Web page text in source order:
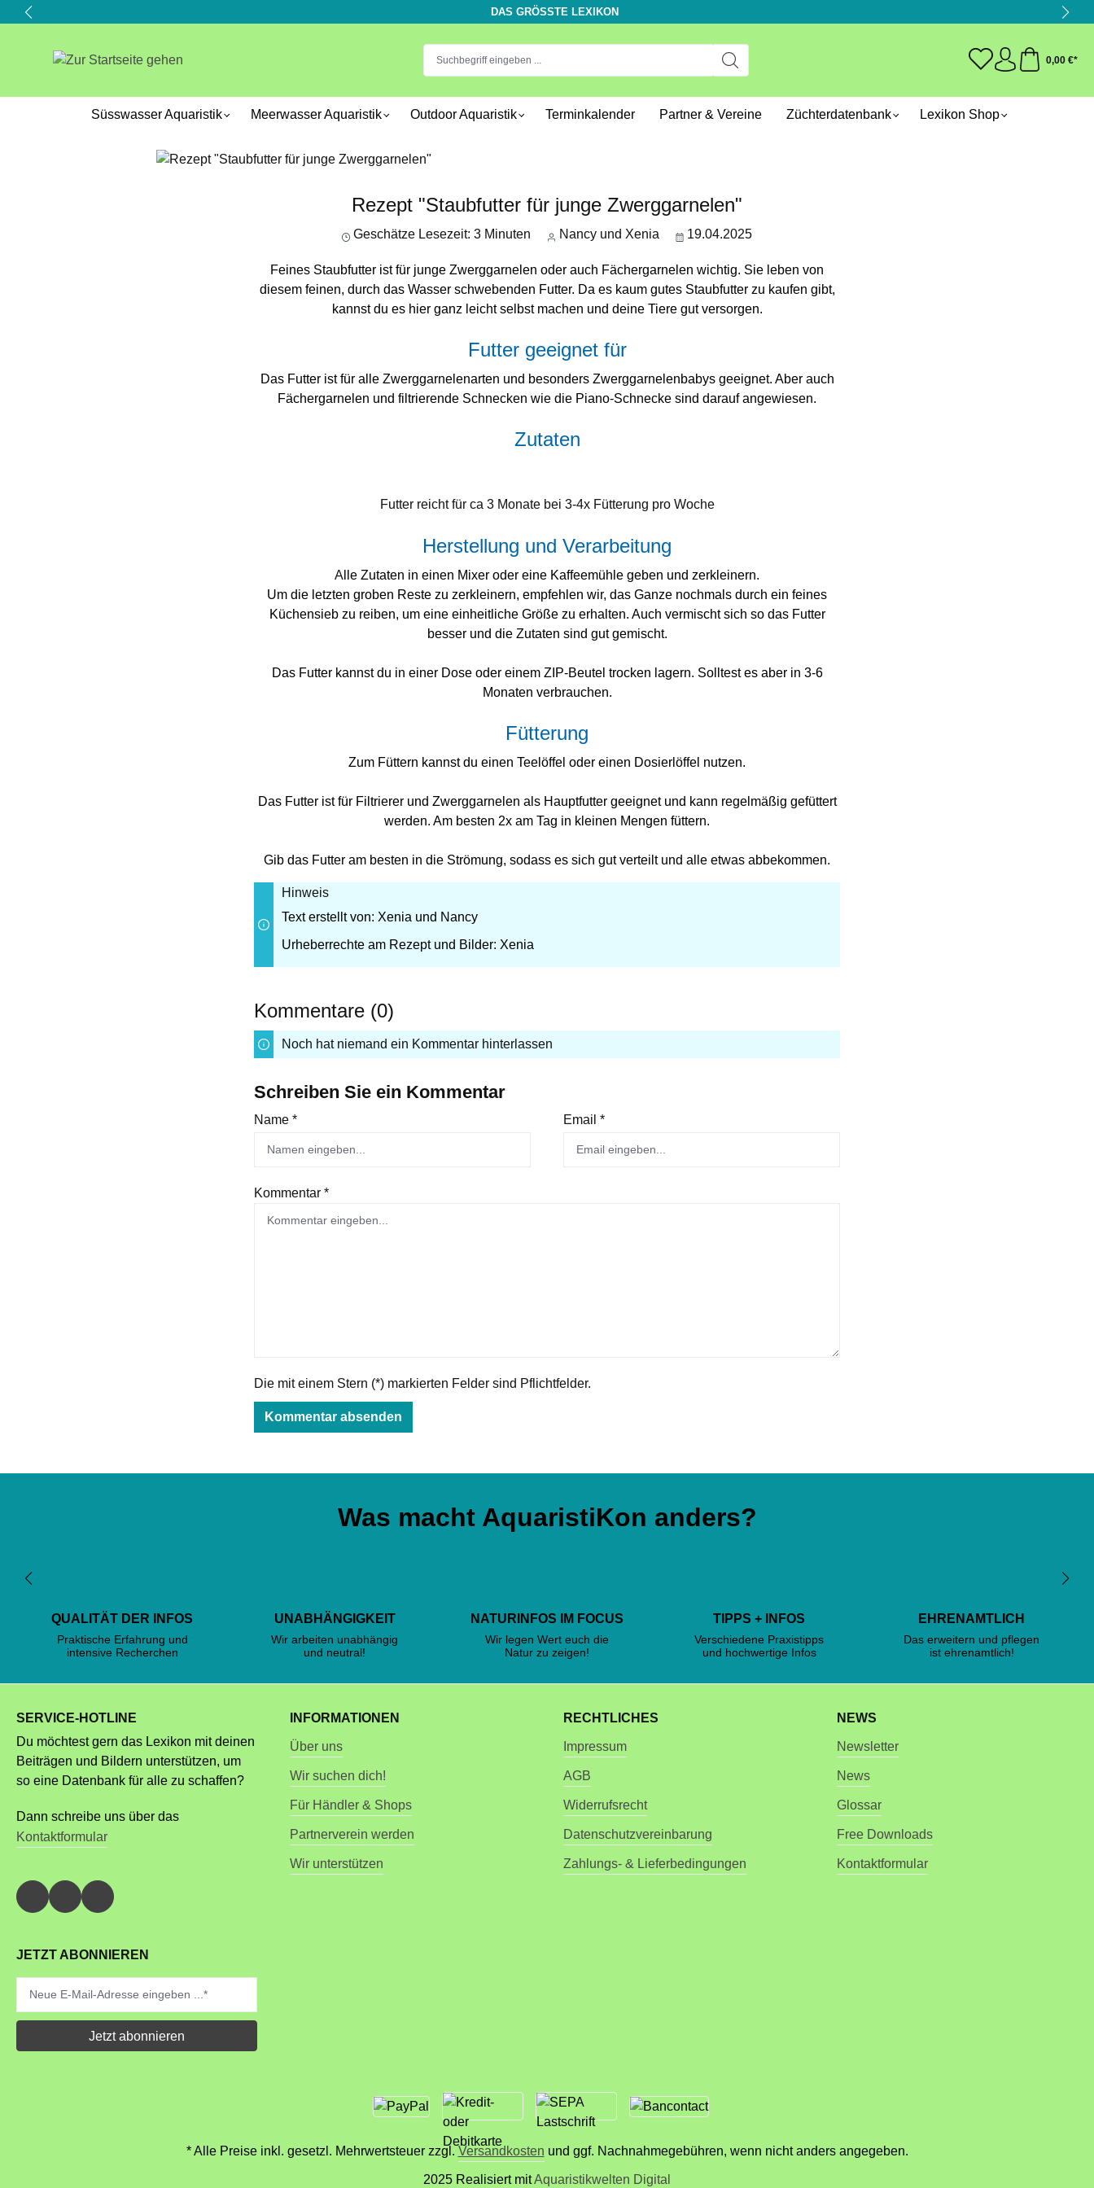
DAS GRÖSSTE LEXIKON
0,00 €*
Süsswasser Aquaristik Meerwasser Aquaristik Outdoor Aquaristik Terminkalender Partner & Vereine Züchterdatenbank Lexikon Shop
Rezept "Staubfutter für junge Zwerggarnelen"
Geschätze Lesezeit: 3 Minuten Nancy und Xenia 19.04.2025
Feines Staubfutter ist für junge Zwerggarnelen oder auch Fächergarnelen wichtig. Sie leben von
diesem feinen, durch das Wasser schwebenden Futter. Da es kaum gutes Staubfutter zu kaufen gibt,
kannst du es hier ganz leicht selbst machen und deine Tiere gut versorgen.
Futter geeignet für
Das Futter ist für alle Zwerggarnelenarten und besonders Zwerggarnelenbabys geeignet. Aber auch
Fächergarnelen und filtrierende Schnecken wie die Piano-Schnecke sind darauf angewiesen.
Zutaten
Futter reicht für ca 3 Monate bei 3-4x Fütterung pro Woche
Herstellung und Verarbeitung
A lle Zutaten in einen Mixer oder eine Kaffeemühle geben und zerkleinern.
Um die letzten groben Reste zu zerkleinern, empfehlen wir, das Ganze nochmals durch ein feines
Küchensieb zu reiben, um eine einheitliche Größe zu erhalten. Auch vermischt sich so das Futter
besser und die Zutaten sind gut gemischt.
Das Futter kannst du in einer Dose oder einem ZIP-Beutel trocken lagern. Solltest es aber in 3-6
Monaten verbrauchen.
Fütterung
Zum Füttern kannst du einen Teelöffel oder einen Dosierlöffel nutzen.
Das Futter ist für Filtrierer und Zwerggarnelen als Hauptfutter geeignet und kann regelmäßig gefüttert
werden. Am besten 2x am Tag in kleinen Mengen füttern.
Gib das Futter am besten in die Strömung, sodass es sich gut verteilt und alle etwas abbekommen.
Hinweis
Text erstellt von: Xenia und Nancy
Urheberrechte am Rezept und Bilder: Xenia
Kommentare (0)
Noch hat niemand ein Kommentar hinterlassen
Schreiben Sie ein Kommentar
Name * Email *
Kommentar *
Die mit einem Stern (*) markierten Felder sind Pflichtfelder.
Kommentar absenden
Was macht AquaristiKon anders?
QUALITÄT DER INFOS
Praktische Erfahrung und
intensive Recherchen
UNABHÄNGIGKEIT
Wir arbeiten unabhängig
und neutral!
NATURINFOS IM FOCUS
Wir legen Wert euch die
Natur zu zeigen!
TIPPS + INFOS
Verschiedene Praxistipps
und hochwertige Infos
EHRENAMTLICH
Das erweitern und pflegen
ist ehrenamtlich!
SERVICE-HOTLINE
Du möchtest gern das Lexikon mit deinen
Beiträgen und Bildern unterstützen, um
so eine Datenbank für alle zu schaffen?
Dann schreibe uns über das
Kontaktformular
INFORMATIONEN
Über uns
Wir suchen dich!
Für Händler & Shops
Partnerverein werden
Wir unterstützen
RECHTLICHES
Impressum
AGB
Widerrufsrecht
Datenschutzvereinbarung
Zahlungs- & Lieferbedingungen
NEWS
Newsletter
News
Glossar
Free Downloads
Kontaktformular
JETZT ABONNIEREN
Jetzt abonnieren
* Alle Preise inkl. gesetzl. Mehrwertsteuer zzgl. Versandkosten und ggf. Nachnahmegebühren, wenn nicht anders angegeben.
2025 Realisiert mitAquaristikwelten Digital